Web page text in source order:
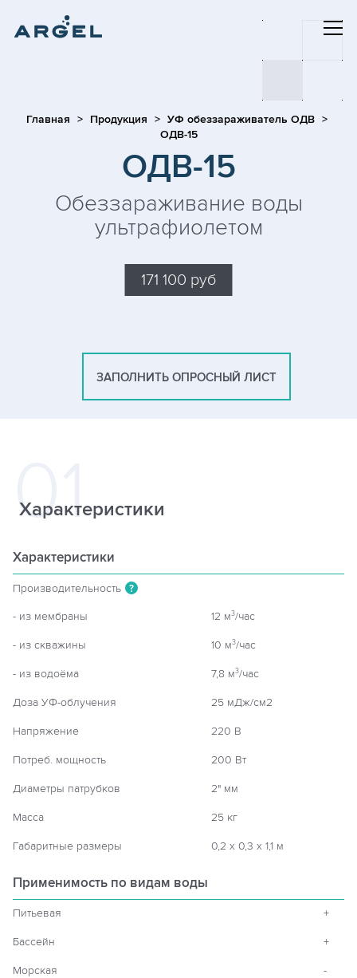
Главная Продукция
УФ обеззараживатель ОДВ
ОДВ-15
ОДВ-15
Обеззараживание воды
ультрафиолетом
171 100 руб
ЗАПОЛНИТЬ ОПРОСНЫЙ ЛИСТ
Характеристики
Характеристики
Производительность ?
- из мембраны 12 м3/час
- из скважины 10 м3/час
- из водоёма 7,8 м3/час
Доза УФ-облучения 25 мДж/см2
Напряжение 220 В
Потреб. мощность 200 Вт
Диаметры патрубков 2" мм
Масса 25 кг
Габаритные размеры 0,2 х 0,3 х 1,1 м
Применимость по видам воды
Питьевая +
Бассейн +
Морская -